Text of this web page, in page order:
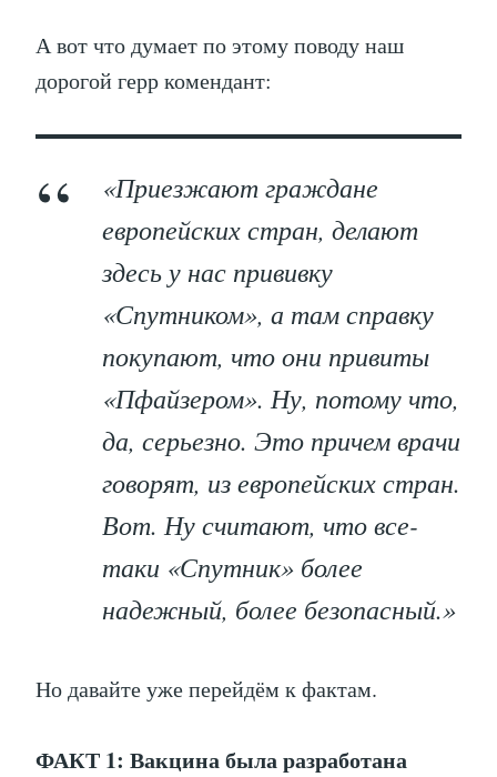
А вот что думает по этому поводу наш
дорогой герр комендант:
«Приезжают граждане
европейских стран, делают
здесь у нас прививку
«Спутником», а там справку
покупают, что они привиты
«Пфайзером». Ну, потому что,
да, серьезно. Это причем врачи
говорят, из европейских стран.
Вот. Ну считают, что все-
таки «Спутник» более
надежный, более безопасный.»
Но давайте уже перейдём к фактам.
ФАКТ 1: Вакцина была разработана